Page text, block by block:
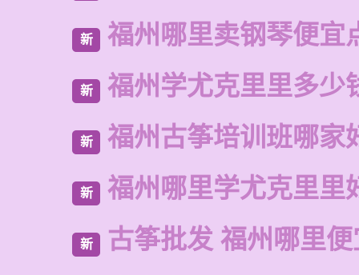
新 福州哪里卖钢琴便宜
新 福州学尤克里里多少
新 福州古筝培训班哪家
新 福州哪里学尤克里里
新 古筝批发 福州哪里